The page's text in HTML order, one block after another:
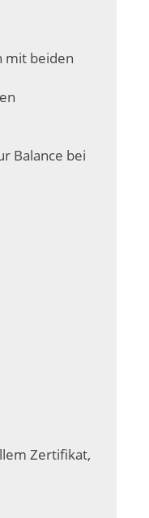
mit beiden
Balance bei
Zertifikat,